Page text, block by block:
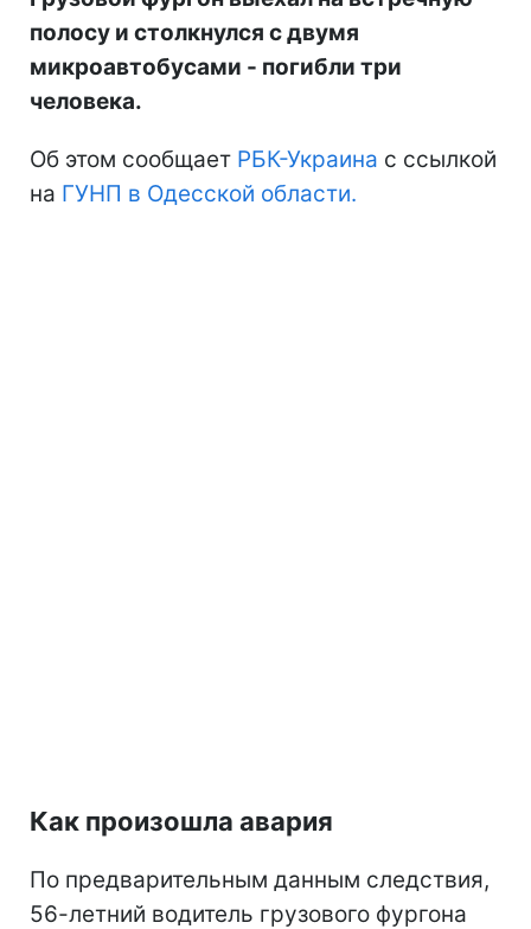
полосу и столкнулся с двумя
микроавтобусами - погибли три
человека.
Об этом сообщает РБК-Украина с ссылкой
на ГУНП в Одесской области.
Как произошла авария
По предварительным данным следствия,
56-летний водитель грузового фургона